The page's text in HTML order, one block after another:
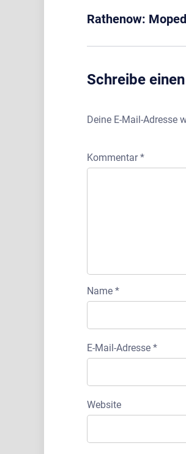
Rathenow:
Schreibe
Deine E-Mail-Adresse
Kommentar*
Name *
E-Mail-Adresse *
Website